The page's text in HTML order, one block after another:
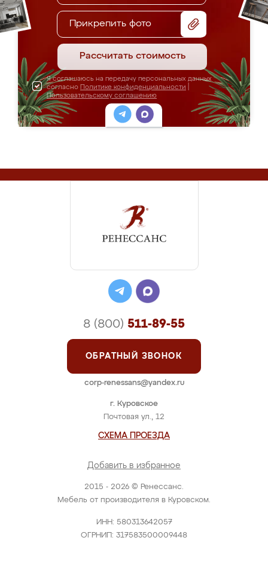
Прикрепить фото
Рассчитать стоимость
Я соглашаюсь на передачу персональных данных
согласно Политике конфиденциальности
Пользовательскому соглашению
2015 - 2026 © Ренессанс.
Мебель от производителя в Куровском.
ИНН: 580313642057
ОГРНИП: 317583500009448
г. Куровское
Почтовая ул., 12
СХЕМА ПРОЕЗДА
Добавить в избранное
8 (800) 511-89-55
ОБРАТНЫЙ ЗВОНОК
corp-renessans@yandex.ru